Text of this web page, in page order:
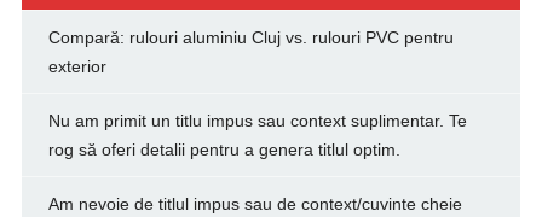
Compară: rulouri aluminiu Cluj vs. rulouri PVC pentru
exterior
Nu am primit un titlu impus sau context suplimentar. Te
rog să oferi detalii pentru a genera titlul optim.
Am nevoie de titlul impus sau de context/cuvinte cheie